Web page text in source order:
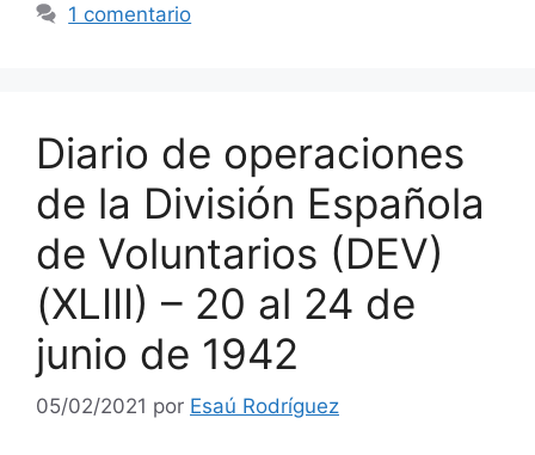
1 comentario
Diario de operaciones
de la División Española
de Voluntarios (DEV)
(XLIII) – 20 al 24 de
junio de 1942
05/02/2021 por Esaú Rodríguez